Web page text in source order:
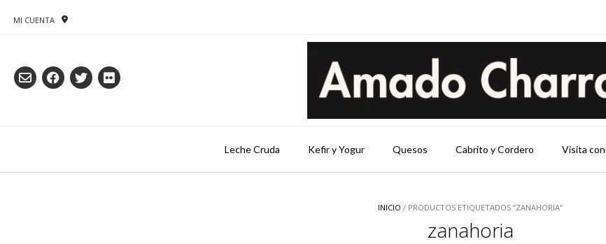
MI CUENTA
Leche Cruda Kefir y Yogur Quesos Cabrito y Cordero Visita
INICIO / PRODUCTOS ETIQUETADOS “ZANAHORIA”
zanahoria